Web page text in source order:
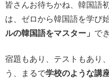
皆さんお待ちかね、韓国語
は、ゼロから韓国語を学び
ルの韓国語をマスター」 で
宿題もあり、テストもあり
う、まるで学校のような講